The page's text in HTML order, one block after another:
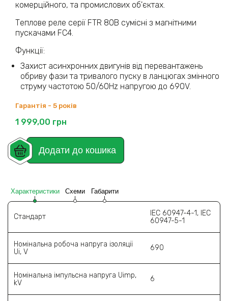
комерційного, та промислових об'єктах.
Теплове реле серії FTR 80В сумісні з магнітними
пускачами FC4.
Функції:
Захист асинхронних двигунів від перевантажень
обриву фази та тривалого пуску в ланцюгах змінного
струму частотою 50/60Hz напругою до 690V.
Гарантія - 5 років
1 999,00 грн
Додати до кошика
Характеристики Схеми Габарити
Стандарт
IEC 60947-4-1, IEC
60947-5-1
Номінальна робоча напруга ізоляції
Ui, V
690
Номінальна імпульсна напруга Uimp,
kV
6